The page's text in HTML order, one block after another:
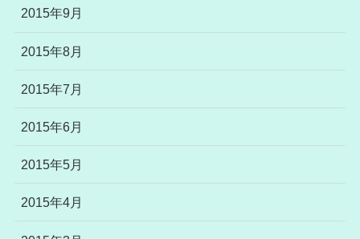
2015年9月
2015年8月
2015年7月
2015年6月
2015年5月
2015年4月